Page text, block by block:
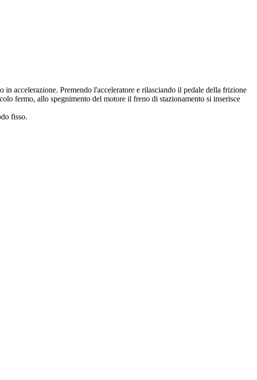
accelerazione. Premendo l'acceleratore e rilasciando il pedale della frizione
fermo, allo spegnimento del motore il freno di stazionamento si inserisce
fisso.